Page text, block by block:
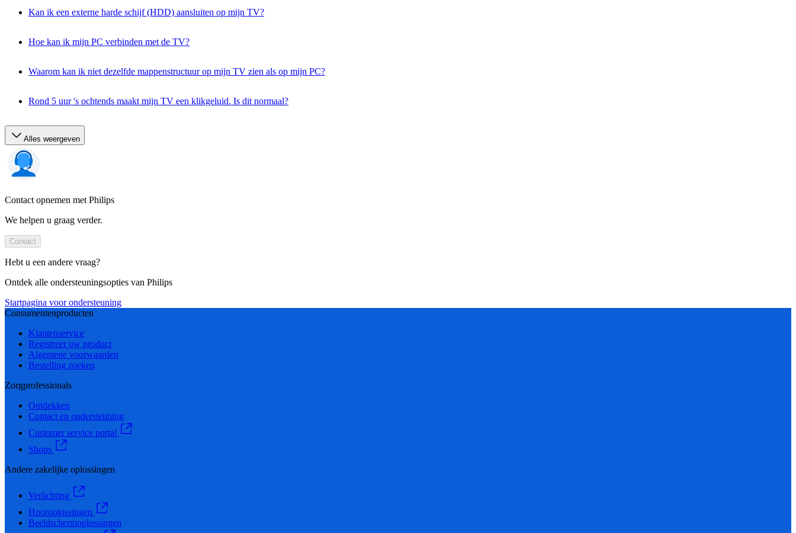
Kan ik een externe harde schijf (HDD) aansluiten op mijn TV?
Hoe kan ik mijn PC verbinden met de TV?
Waarom kan ik niet dezelfde mappenstructuur op mijn TV zien als op mijn PC?
Rond 5 uur 's ochtends maakt mijn TV een klikgeluid. Is dit normaal?
Alles weergeven
Contact opnemen met Philips
We helpen u graag verder.
Contact
Hebt u een andere vraag?
Ontdek alle ondersteuningsopties van Philips
Startpagina voor ondersteuning
Consumentenproducten
Klantenservice
Registreer uw product
Algemene voorwaarden
Bestelling zoeken
Zorgprofessionals
Ontdekken
Contact en ondersteuning
Customer service portal
Shops
Andere zakelijke oplossingen
Verlichting
Hooroplossingen
Beeldschermoplossingen